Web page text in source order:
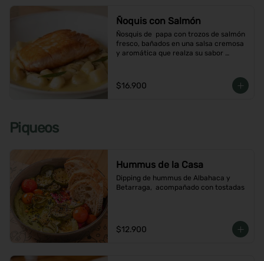
Ñoquis con Salmón
Ñosquis de  papa con trozos de salmón
fresco, bañados en una salsa cremosa
y aromática que realza su sabor
$16.900
Piqueos
Hummus de la Casa
Dipping de hummus de Albahaca y
Betarraga,  acompañado con tostadas
$12.900